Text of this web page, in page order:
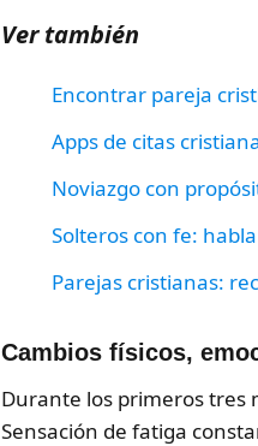
Ver también
Encontrar pareja
Apps de citas
Noviazgo con
Solteros con fe:
Parejas cristianas:
Cambios físicos,
Durante los primeros tres
Sensación de fatiga